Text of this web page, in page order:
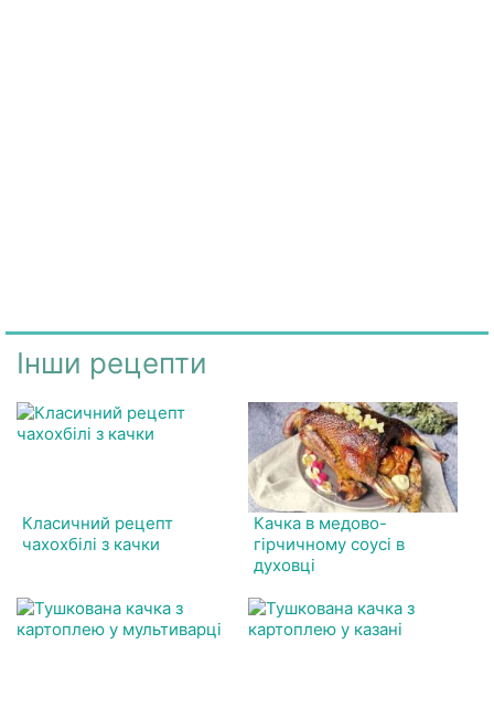
Інши рецепти
Класичний рецепт
чахохбілі з качки
Качка в медово-
гірчичному соусі в
духовці